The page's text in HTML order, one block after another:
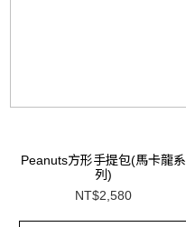
Peanuts方形手提包(馬卡龍系
列)
NT$2,580